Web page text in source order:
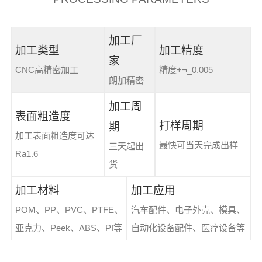
加工类型
CNC高精密加工
加工厂
家
朗加精密
加工精度
精度+¬_0.005
表面粗造度
加工表面粗造度可达
Ra1.6
加工周
期
三天起出
货
打样周期
最快可当天完成出样
加工材料
POM、PP、PVC、PTFE、
亚克力、Peek、ABS、PI等
加工应用
汽车配件、电子外壳、模具、
自动化设备配件、医疗设备等